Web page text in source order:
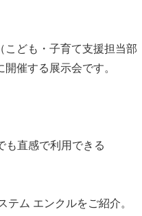
こども・子育て支援担当部
催する展示会です。
も直感で利用できる
ム エンクルをご紹介。